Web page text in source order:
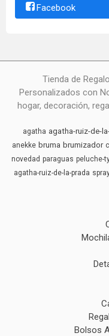
Facebook
Tienda de
Personalizados con
hogar, decoración,
agatha agatha-ruiz-de-
anekke bruma brumizador
novedad paraguas peluche-
agatha-ruiz-de-la-prada
Bolsos